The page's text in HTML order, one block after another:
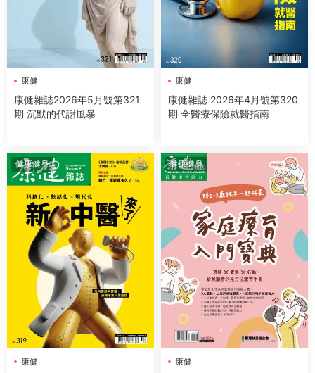
康健
康健雜誌2026年5月號第321
期 沉默的代謝風暴
康健
康健雜誌 2026年4月號第320
期 全醫療保險就醫指南
健康健身
康健
健康健身
康健